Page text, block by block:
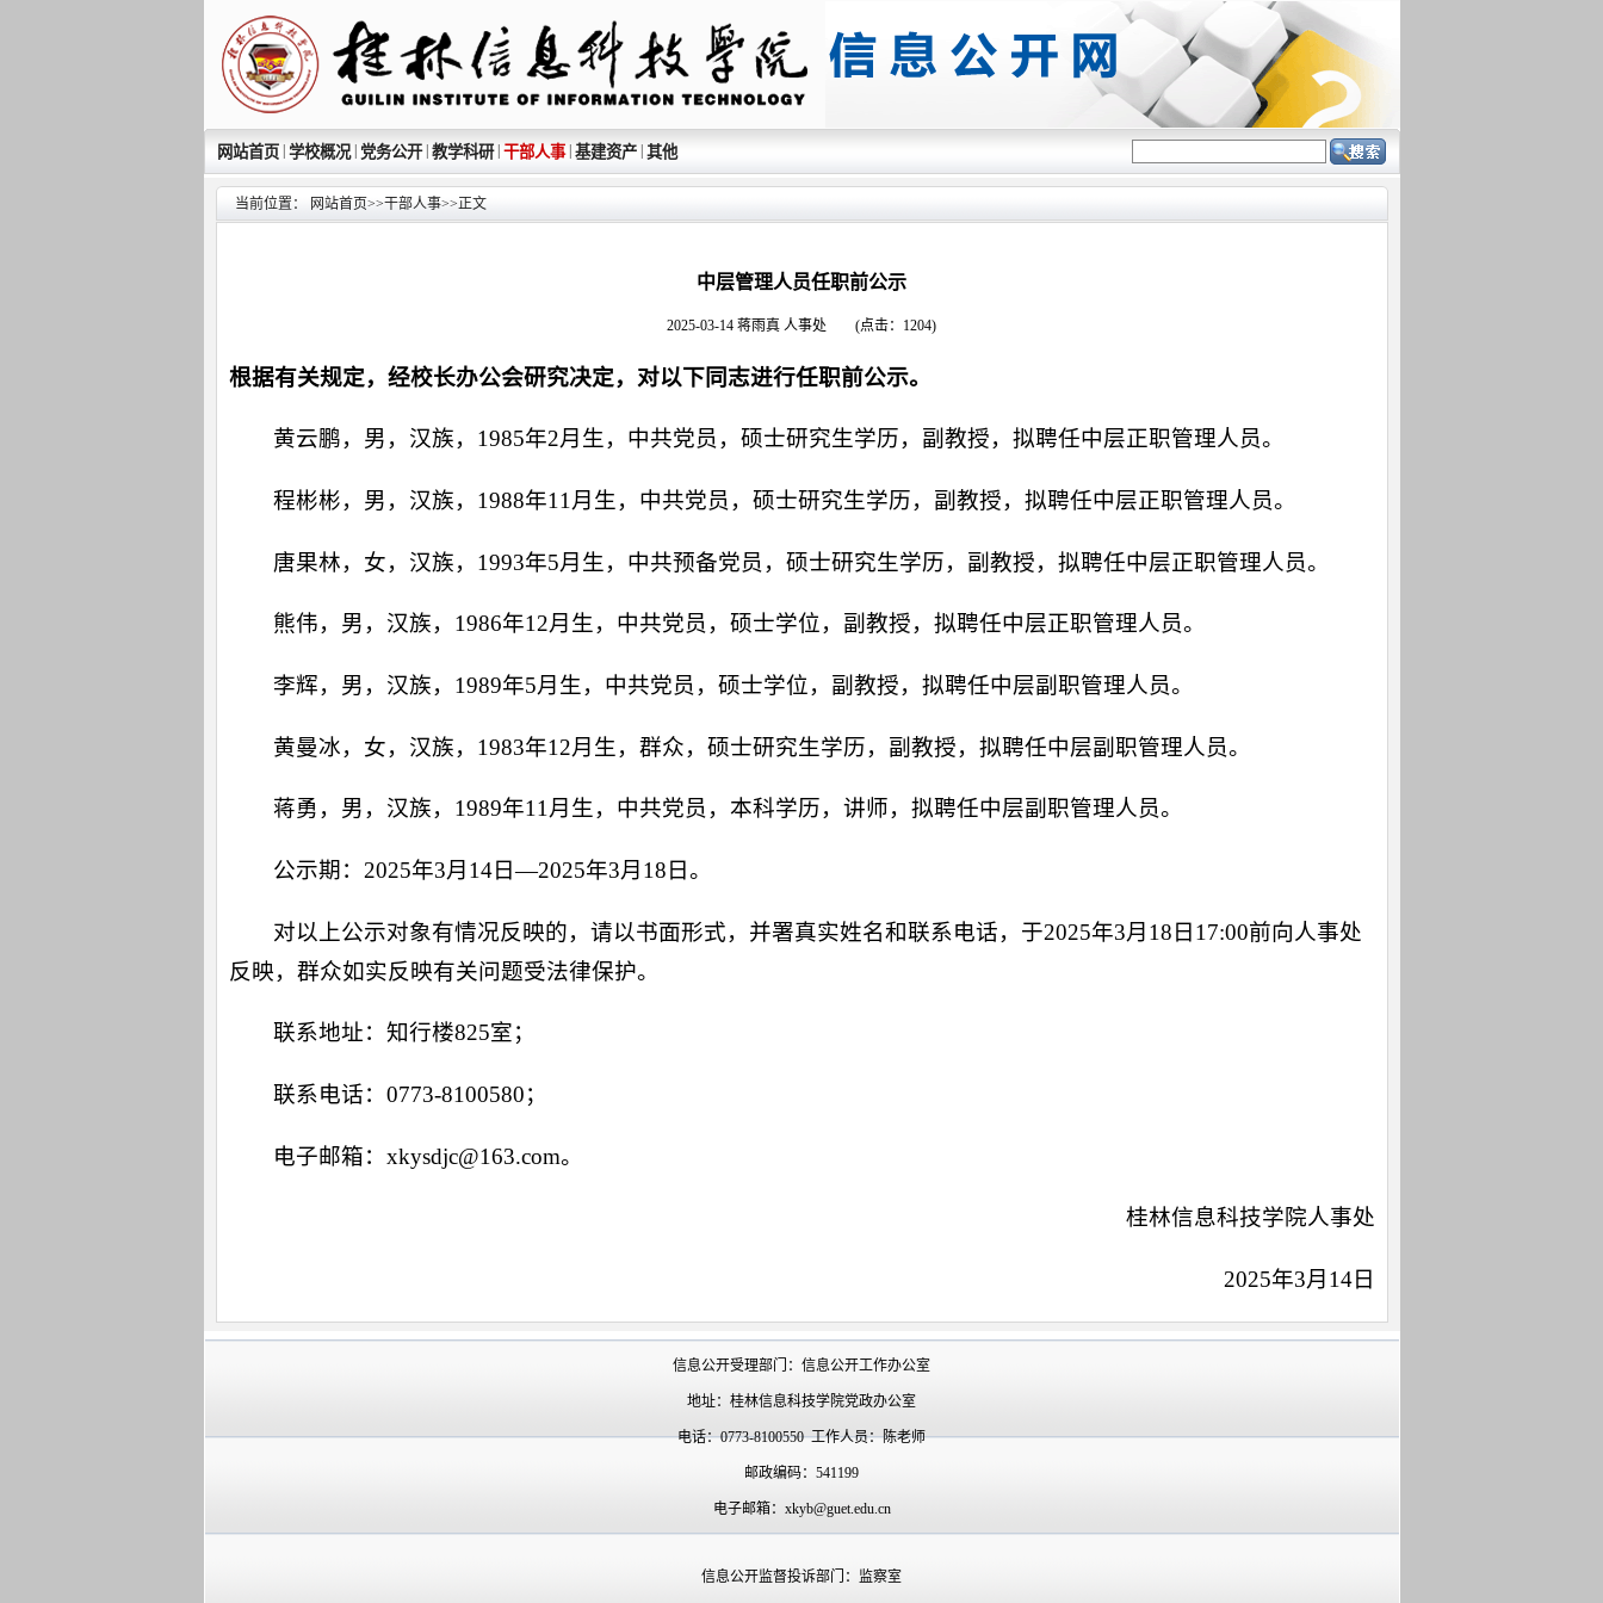
网站首页 学校概况 党务公开 教学科研 干部人事 基建资产 其他
当前位置： 网站首页>>干部人事>>正文
中层管理人员任职前公示
2025-03-14 蒋雨真 人事处 (点击： 1204)
根据有关规定，经校长办公会研究决定，对以下同志进行任职前公示。
黄云鹏，男，汉族，1985年2月生，中共党员，硕士研究生学历，副教授，拟聘任中层正职管理人员。
程彬彬，男，汉族，1988年11月生，中共党员，硕士研究生学历，副教授，拟聘任中层正职管理人员。
唐果林，女，汉族，1993年5月生，中共预备党员，硕士研究生学历，副教授，拟聘任中层正职管理人员。
熊伟，男，汉族，1986年12月生，中共党员，硕士学位，副教授，拟聘任中层正职管理人员。
李辉，男，汉族，1989年5月生，中共党员，硕士学位，副教授，拟聘任中层副职管理人员。
黄曼冰，女，汉族，1983年12月生，群众，硕士研究生学历，副教授，拟聘任中层副职管理人员。
蒋勇，男，汉族，1989年11月生，中共党员，本科学历，讲师，拟聘任中层副职管理人员。
公示期：2025年3月14日—2025年3月18日。
对以上公示对象有情况反映的，请以书面形式，并署真实姓名和联系电话，于2025年3月18日17:00前向人事处
反映，群众如实反映有关问题受法律保护。
联系地址：知行楼825室；
联系电话：0773-8100580；
电子邮箱：xkysdjc@163.com。
桂林信息科技学院人事处
2025年3月14日
信息公开受理部门：信息公开工作办公室
地址：桂林信息科技学院党政办公室
电话：0773-8100550 工作人员：陈老师
邮政编码：541199
电子邮箱：xkyb@guet.edu.cn
信息公开监督投诉部门：监察室